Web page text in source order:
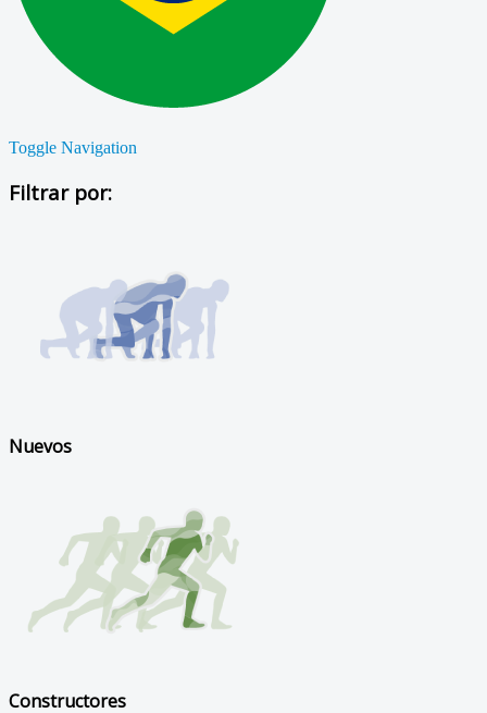
Toggle Navigation
Filtrar por:
Nuevos
Constructores